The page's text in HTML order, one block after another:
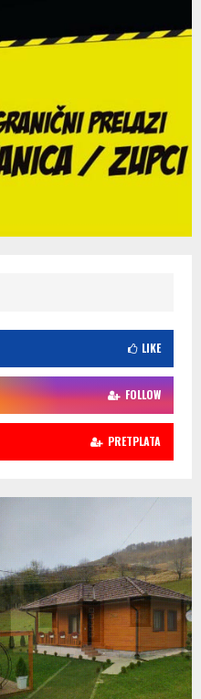
LIKE
FOLLOW
PRETPLATA